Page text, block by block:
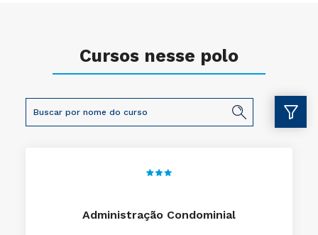
Cursos nesse polo
Administração Condominial